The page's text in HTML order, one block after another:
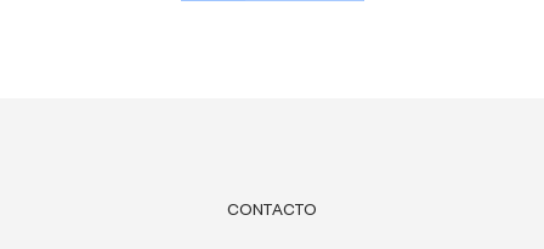
CONTACTO